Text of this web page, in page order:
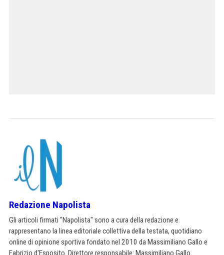
Redazione Napolista
Gli articoli firmati "Napolista" sono a cura della redazione e
rappresentano la linea editoriale collettiva della testata, quotidiano
online di opinione sportiva fondato nel 2010 da Massimiliano Gallo e